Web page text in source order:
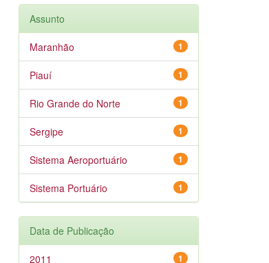
Assunto
1
Maranhão
1
Piauí
1
Rio Grande do Norte
1
Sergipe
1
Sistema Aeroportuário
1
Sistema Portuário
Data de Publicação
1
2011